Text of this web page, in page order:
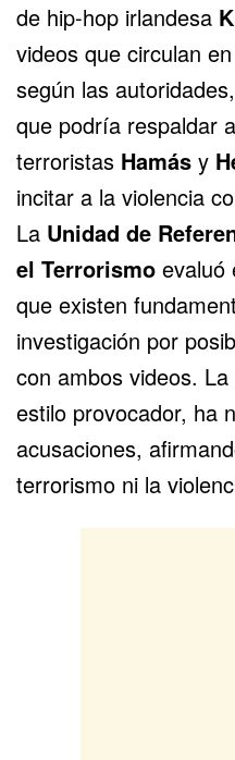
de hip-hop irlandesa
videos que circulan
según las
que podría respaldar
terroristas Hamás y
incitar a la violencia
La Unidad de
el Terrorismo evaluó
que existen
investigación por
con ambos videos.
estilo provocador, ha
acusaciones,
terrorismo ni la